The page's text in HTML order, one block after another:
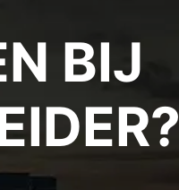
BIJ